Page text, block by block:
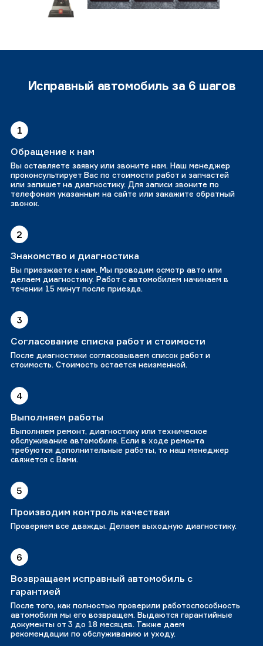
Исправный автомобиль за 6 шагов
1
Обращение к нам
Вы оставляете заявку или звоните нам. Наш менеджер
проконсультирует Вас по стоимости работ и запчастей
или запишет на диагностику. Для записи звоните по
телефонам указанным на сайте или закажите обратный
звонок.
2
Знакомство и диагностика
Вы приезжаете к нам. Мы проводим осмотр авто или
делаем диагностику. Работ с автомобилем начинаем в
течении 15 минут после приезда.
3
Согласование списка работ и стоимости
После диагностики согласовываем список работ и
стоимость. Стоимость остается неизменной.
4
Выполняем работы
Выполняем ремонт, диагностику или техническое
обслуживание автомобиля. Если в ходе ремонта
требуются дополнительные работы, то наш менеджер
свяжется с Вами.
5
Производим контроль качестваи
Проверяем все дважды. Делаем выходную диагностику.
6
Возвращаем исправный автомобиль с
гарантией
После того, как полностью проверили работоспособность
автомобиля мы его возвращем. Выдаются гарантийные
документы от 3 до 18 месяцев. Также даем
рекомендации по обслуживанию и уходу.